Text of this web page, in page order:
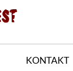
KONTAKT